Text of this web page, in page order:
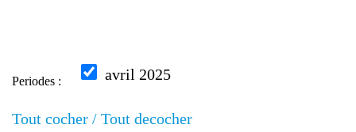
Periodes : avril 2025
Tout cocher / Tout decocher